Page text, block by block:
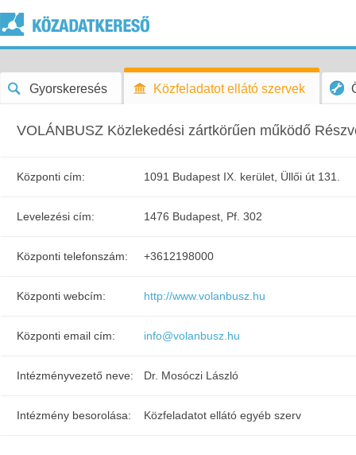
Gyorskeresés Közfeladatot ellátó szervek
VOLÁNBUSZ Közlekedési zártkörűen működő
Központi cím: 1091 Budapest IX. kerület, Üllői út 131.
Levelezési cím: 1476 Budapest, Pf. 302
Központi telefonszám: +3612198000
Központi webcím: http://www.volanbusz.hu
Központi email cím: info@volanbusz.hu
Intézményvezető neve: Dr. Mosóczi László
Intézmény besorolása: Közfeladatot ellátó egyéb szerv